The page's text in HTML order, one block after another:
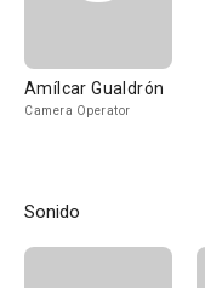
Amílcar Gualdrón
Camera Operator
Sonido